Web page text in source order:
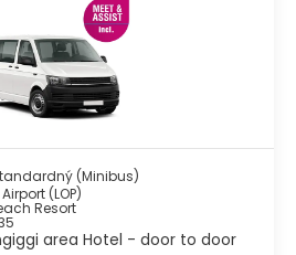
cieľom výletov sú 3
plážami. Najlepším obdobím
od apríla do novembra. Mimo
môže byť rušené a možno
(Minibus)
(LOP)
Resort
area Hotel - door to door